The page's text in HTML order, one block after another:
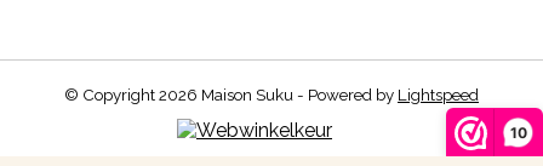
10
© Copyright 2026 Maison Suku - Powered by Lightspeed